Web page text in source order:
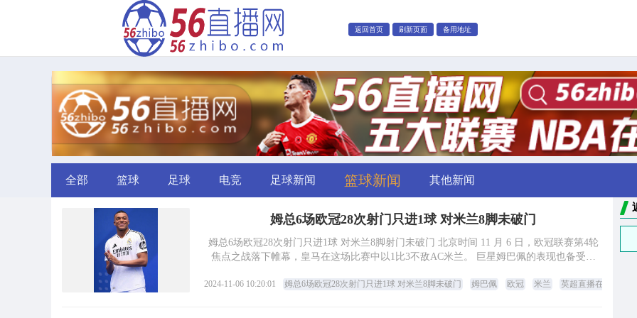
返回首页 刷新页面 备用地址
全部 篮球 足球 电竞 足球新闻 篮球新闻 其他新闻
姆总6场欧冠28次射门只进1球 对米兰8脚未破门
姆总6场欧冠28次射门只进1球 对米兰8脚射门未破门 北京时间 11 月 6 日，欧冠联赛第4轮
焦点之战落下帷幕，皇马在这场比赛中以1比3不敌AC米兰。 巨星姆巴佩的表现也备受瞩
2024-11-06 10:20:01 姆总6场欧冠28次射门只进1球 对米兰8脚未破门 姆巴佩 欧冠 米兰 英超直播在线观看